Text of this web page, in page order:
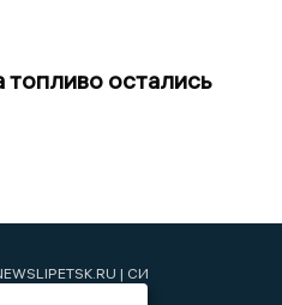
топливо остались
| СИ